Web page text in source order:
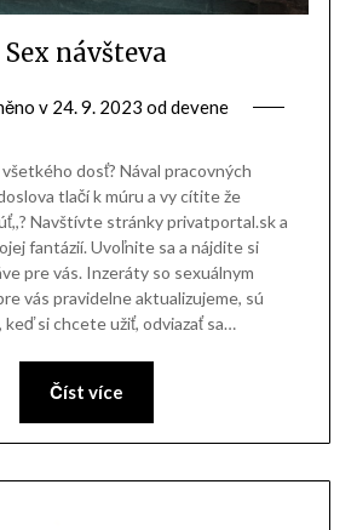
Sex návšteva
v 24. 9. 2023 oddevene
dosť? Nával pracovných
tlačí k múru a vy cítite že
Navštívte stránky privatportal.sk a
fantázií. Uvoľnite sa a nájdite si
pre vás. Inzeráty so sexuálnym
vás pravidelne aktualizujeme, sú
keď si chcete užiť, odviazať sa…
Číst více